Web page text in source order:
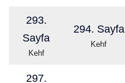
293.
Sayfa
Kehf
294. Sayfa
Kehf
297.